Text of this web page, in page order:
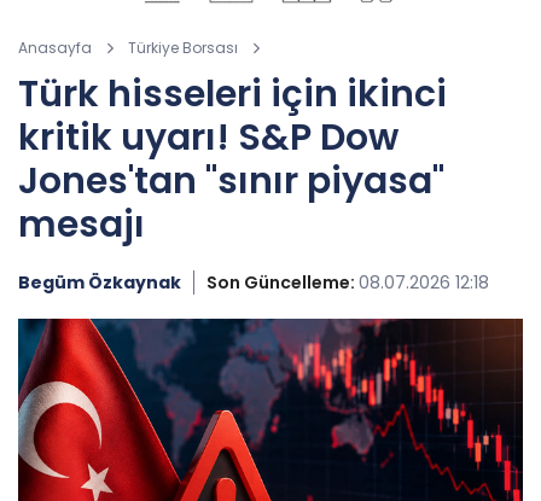
Anasayfa Türkiye Borsası
Türk hisseleri için ikinci
kritik uyarı! S&P Dow
Jones'tan "sınır piyasa"
mesajı
Begüm Özkaynak Son Güncelleme: 08.07.2026 12:18